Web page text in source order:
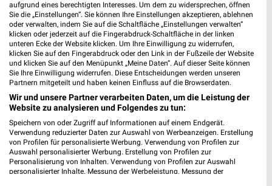
Heute geschlossen
249,06 km
Shoe4You Hannover
Ernst-August-Platz 2
Heute geschlossen
249,00 km
RENO Langenhagen
aufgrund eines berechtigten Interesses. Um dem zu widersprechen, öffnen
Sie die „Einstellungen“. Sie können Ihre Einstellungen akzeptieren, ablehnen
oder verwalten, indem Sie auf die Schaltfläche „Einstellungen verwalten“
klicken oder jederzeit auf die Fingerabdruck-Schaltfläche in der linken
unteren Ecke der Website klicken. Um Ihre Einwilligung zu widerrufen,
klicken Sie auf den Fingerabdruck oder den Link in der Fußzeile der Website
und klicken Sie auf den Menüpunkt „Meine Daten“. Auf dieser Seite können
Sie Ihre Einwilligung widerrufen. Diese Entscheidungen werden unseren
Partnern mitgeteilt und haben keinen Einfluss auf die Browserdaten.
Wir und unsere Partner verarbeiten Daten, um die Leistung der
Website zu analysieren und Folgendes zu tun:
Speichern von oder Zugriff auf Informationen auf einem Endgerät.
Verwendung reduzierter Daten zur Auswahl von Werbeanzeigen. Erstellung
von Profilen für personalisierte Werbung. Verwendung von Profilen zur
Auswahl personalisierter Werbung. Erstellung von Profilen zur
Personalisierung von Inhalten. Verwendung von Profilen zur Auswahl
personalisierter Inhalte. Messung der Werbeleistung. Messung der